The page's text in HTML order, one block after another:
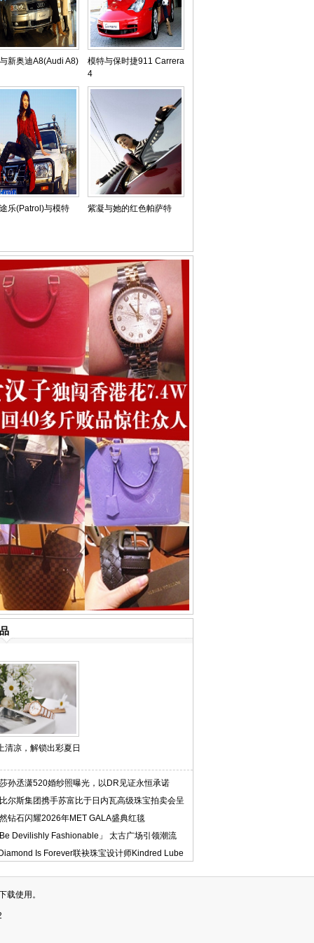
新奥迪A8(Audi A8)
模特与保时捷911 Carrera
4
乐(Patrol)与模特 紫凝与她的红色帕萨特
清凉，解锁出彩夏日
孙丞潇520婚纱照曝光，以DR见证永恒承诺
尔斯集团携手苏富比于日内瓦高级珠宝拍卖会呈
钻石闪耀2026年MET GALA盛典红毯
Devilishly Fashionable」 太古广场引领潮流
Is Forever联袂珠宝设计师Kindred Lube
载使用。